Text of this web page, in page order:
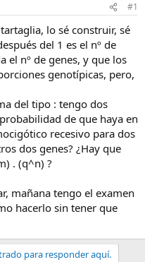
#1
lo sé construir, sé
del 1 es el nº de
el nº de genes, y que los
genotípicas, pero,
del tipo : tengo dos
de que haya en
recesivo para dos
dos genes? ¿Hay que
. (q^n) ?
mañana tengo el examen
hacerlo sin tener que
para responder aquí.